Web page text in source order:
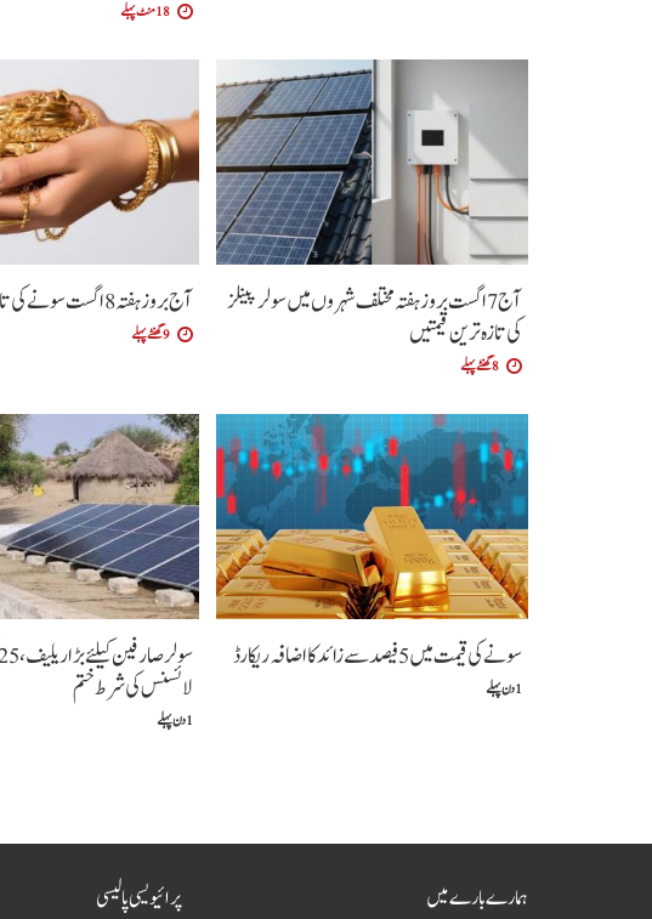
18 منٹ پہلے
آج 7 اگست بروز ہفتہ مختلف شہروں میں سولر پینلز
کی تازہ ترین قیمتیں
8 گھنٹے پہلے
آج بروز ہفتہ 8 اگست سونے کی تازہ ترین قیمت
9 گھنٹے پہلے
سونے کی قیمت میں 5 فیصد سے زائد کا اضافہ ریکارڈ
1 دن پہلے
لائسنس کی شرط ختم
1 دن پہلے
ہمارے بارے میں پرائیویسی پالیسی